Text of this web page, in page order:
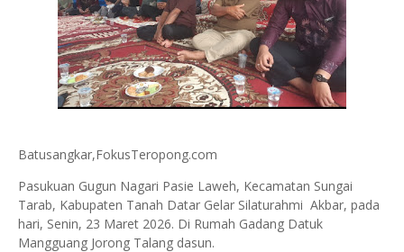
Batusangkar,FokusTeropong.com
Pasukuan Gugun Nagari Pasie Laweh, Kecamatan Sungai
Tarab, Kabupaten Tanah Datar Gelar Silaturahmi Akbar, pada
hari, Senin, 23 Maret 2026. Di Rumah Gadang Datuk
Mangguang Jorong Talang dasun.